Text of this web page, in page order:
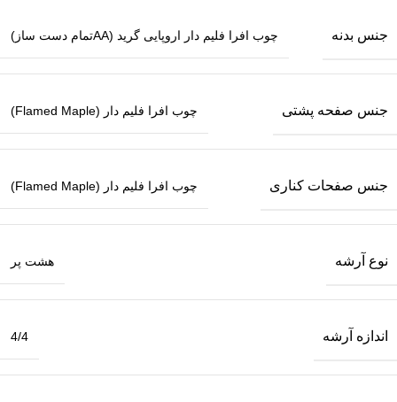
جنس بدنه چوب افرا فلیم دار اروپایی گرید (AAتمام دست ساز)
جنس صفحه پشتی چوب افرا فلیم دار (Flamed Maple)
جنس صفحات کناری چوب افرا فلیم دار (Flamed Maple)
نوع آرشه هشت پر
اندازه آرشه 4/4